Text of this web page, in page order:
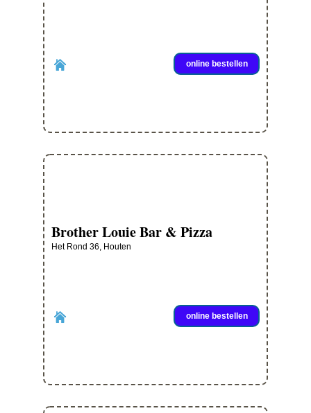
online bestellen
Brother Louie Bar & Pizza
Het Rond 36, Houten
online bestellen